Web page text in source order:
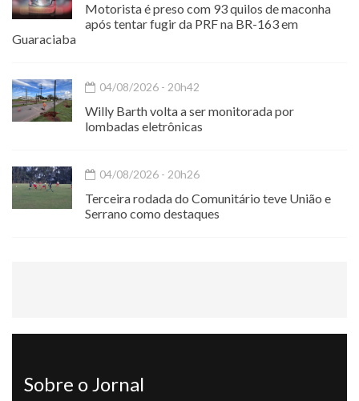
Motorista é preso com 93 quilos de maconha
após tentar fugir da PRF na BR-163 em
Guaraciaba
04/08/2026 - 20h42
Willy Barth volta a ser monitorada por
lombadas eletrônicas
04/08/2026 - 20h26
Terceira rodada do Comunitário teve União e
Serrano como destaques
Sobre o Jornal